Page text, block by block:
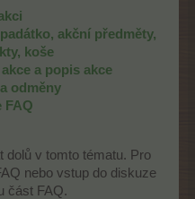
akční předměty,
koše
a popis akce
odměny
FAQ
dolů v tomto tématu. Pro
nebo vstup do diskuze
část FAQ.